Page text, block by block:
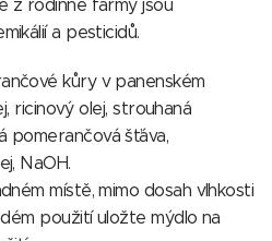
z rodinné farmy jsou
a pesticidů.
kůry v panenském
ricinový olej, strouhaná
pomerančová šťáva,
NaOH.
místě, mimo dosah vlhkosti
použití uložte mýdlo na